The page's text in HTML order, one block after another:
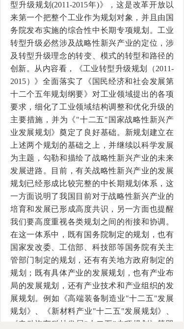
型升级规划(2011-2015年)》，这是改革开放以
来第一个把整个工业作为规划对象，并且由国
务院发布实施的综合性中长期专项规划。工业
转型升级必然涉及战略性新兴产业的定位，涉
及转型升级理念的转变、模式的转型和路径的
创新。从内容看，《工业转型升级规划（2011-
2015）》全面落实了《国民经济和社会发展第
十二个五年规划纲要》对工业领域提出的各项
要求，细化了工业领域结构调整和优化升级的
主要措施，并为《"十二五"国家战略性新兴产
业发展规划》奠定了良好基础。新规划建立在
上述两个规划的基础之上，并继续以科学发展
为主题，勾勒和描绘了战略性新兴产业的未来
发展进路。目前，有关战略性新兴产业的发展
规划已经形成比较完整的中长期规划体系，这
一方面说明了我国目前对于战略性新兴产业的
培育和发展已形成高度共识，另一方面也提醒
我们要高度重视各类规划之间的衔接和协调。
在这一体系中，既有国务院制定的规划，也有
国家发改委、工信部、科技部等国务院有关主
管部门制定的规划，还有有关地方政府制定的
规划；既有具体产业的发展规划，也有产业布
局的发展规划，还有产业技术和产业组织的发
展规划。例如《高端装备制造业"十二五"发展
规划》、《新材料产业"十二五"发展规划》、
《电动汽车科技发展"十二五"专项规划》等即